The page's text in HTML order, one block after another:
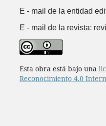
E - mail de la entidad
E - mail de la revista:
Esta obra está bajo una
Reconocimiento 4.0